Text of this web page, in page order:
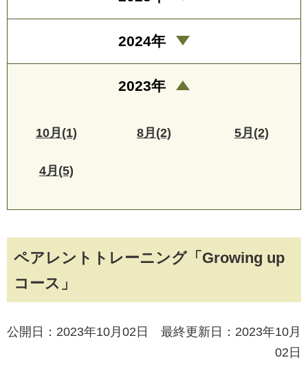
ペアレントトレーニング「Growing up
コース」
公開日：2023年10月02日 最終更新日：2023年10月
02日
2024年
2023年
10月(1) 8月(2) 5月(2)
4月(5)